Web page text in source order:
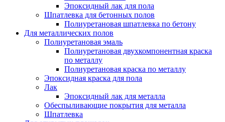
Эпоксидный лак для пола
Шпатлевка для бетонных полов
Полиуретановая шпатлевка по бетону
Для металлических полов
Полиуретановая эмаль
Полиуретановая двухкомпонентная краска
по металлу
Полиуретановая краска по металлу
Эпоксидная краска для пола
Лак
Эпоксидный лак для металла
Обеспыливающие покрытия для металла
Шпатлевка